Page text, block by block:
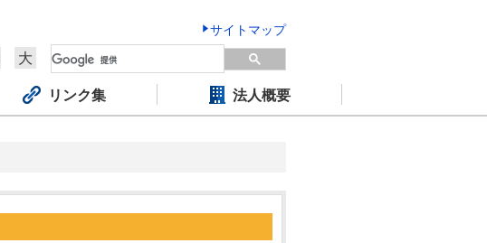
サイトマップ
大
リンク集 法人概要